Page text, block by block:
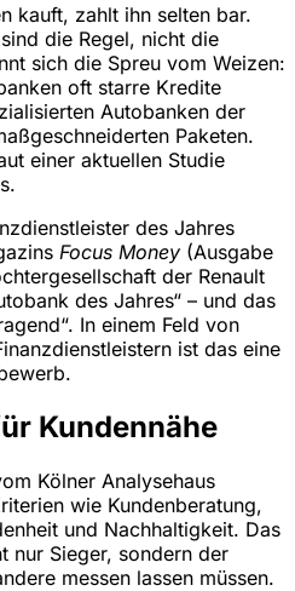
kauft, zahlt ihn selten bar.
die Regel, nicht die
sich die Spreu vom Weizen:
oft starre Kredite
Autobanken der
Paketen.
einer aktuellen Studie
des Jahres
Focus Money (Ausgabe
der Renault
des Jahres“ – und das
In einem Feld von
ist das eine
Kundennähe
Kölner Analysehaus
wie Kundenberatung,
und Nachhaltigkeit. Das
nur Sieger, sondern der
messen lassen müssen.